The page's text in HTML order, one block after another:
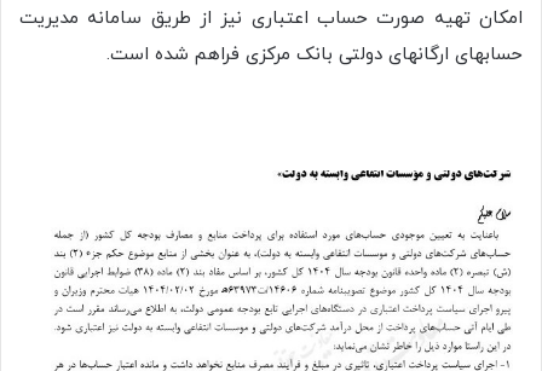
امکان تهیه صورت حساب اعتباری نیز از طریق سامانه مدیریت
حسابهای ارگانهای دولتی بانک مرکزی فراهم شده است.